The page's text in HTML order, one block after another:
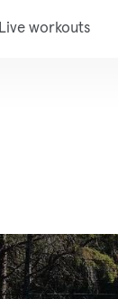
Live workouts